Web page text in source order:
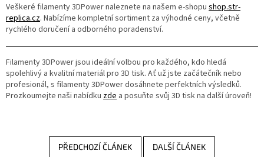
Veškeré filamenty 3DPower naleznete na našem e-shopu shop.str-
replica.cz. Nabízíme kompletní sortiment za výhodné ceny, včetně
rychlého doručení a odborného poradenství.
Filamenty 3DPower jsou ideální volbou pro každého, kdo hledá
spolehlivý a kvalitní materiál pro 3D tisk. Ať už jste začátečník nebo
profesionál, s filamenty 3DPower dosáhnete perfektních výsledků.
Prozkoumejte naši nabídku zde a posuňte svůj 3D tisk na další úroveň!
PŘEDCHOZÍ ČLÁNEK DALŠÍ ČLÁNEK